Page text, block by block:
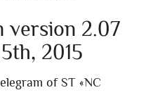
version 2.07
2015
of ST «NC